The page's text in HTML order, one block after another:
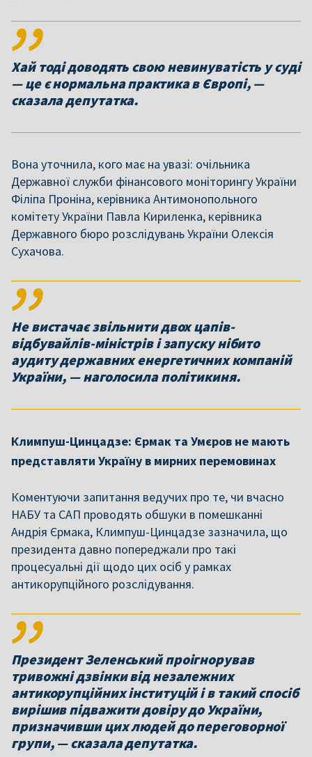
Хай тоді доводять свою невинуватість у суді
— це є нормальна практика в Європі, —
сказала депутатка.
Вона уточнила, кого має на увазі: очільника
Державної служби фінансового моніторингу України
Філіпа Проніна, керівника Антимонопольного
комітету України Павла Кириленка, керівника
Державного бюро розслідувань України Олексія
Сухачова.
Не вистачає звільнити двох цапів-
відбувайлів-міністрів і запуску нібито
аудиту державних енергетичних компаній
України, — наголосила політикиня.
Климпуш-Цинцадзе: Єрмак та Умєров не мають
представляти Україну в мирних перемовинах
Коментуючи запитання ведучих про те, чи вчасно
НАБУ та САП проводять обшуки в помешканні
Андрія Єрмака, Климпуш-Цинцадзе зазначила, що
президента давно попереджали про такі
процесуальні дії щодо цих осіб у рамках
антикорупційного розслідування.
Президент Зеленський проігнорував
тривожні дзвінки від незалежних
антикорупційних інституцій і в такий спосіб
вирішив підважити довіру до України,
призначивши цих людей до переговорної
групи, — сказала депутатка.